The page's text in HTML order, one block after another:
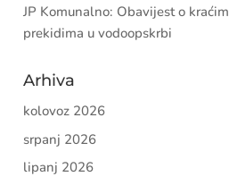
JP Komunalno: Obavijest o kraćim
prekidima u vodoopskrbi
Arhiva
kolovoz 2026
srpanj 2026
lipanj 2026